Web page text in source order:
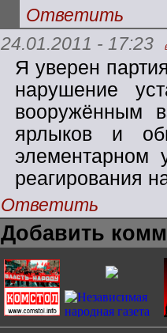
Ответить
24.01.2011 - 17:23
Я уверен
нарушение
вооружённым
ярлыков и
элементарном
реагирования
Ответить
Добавить